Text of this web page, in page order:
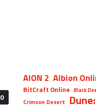
0
AION 2 Albion
BitCraft Online Black
Crimson Desert